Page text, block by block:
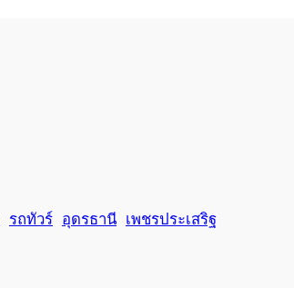
รถทัวร์ อุดรธานี เพชรประเสริฐ